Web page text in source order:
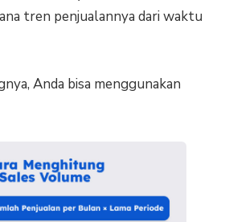
tren penjualannya dari waktu
Anda bisa menggunakan